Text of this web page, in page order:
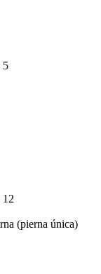
5
12
(pierna única)